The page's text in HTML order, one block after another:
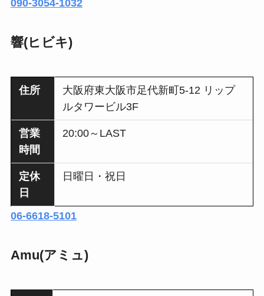
090-3054-1032
響(ヒビキ)
住所
大阪府東大阪市足代新町5-12 リップ
ルタワービル3F
営業
時間
20:00～LAST
定休
日
日曜日・祝日
06-6618-5101
Amu(アミュ)